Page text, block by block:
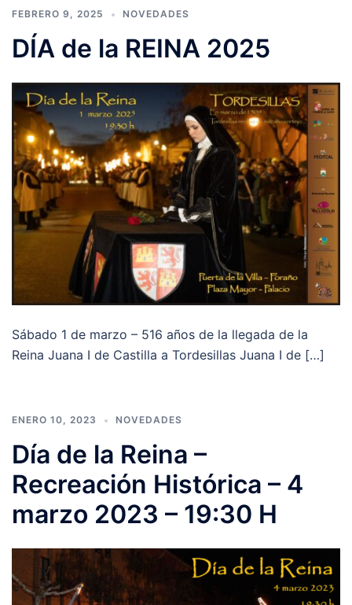
FEBRERO 9, 2025 NOVEDADES
DÍA de la REINA 2025
Sábado 1 de marzo – 516 años de la llegada de la
Reina Juana I de Castilla a Tordesillas Juana I de […]
ENERO 10, 2023 NOVEDADES
Día de la Reina –
Recreación Histórica – 4
marzo 2023 – 19:30 H